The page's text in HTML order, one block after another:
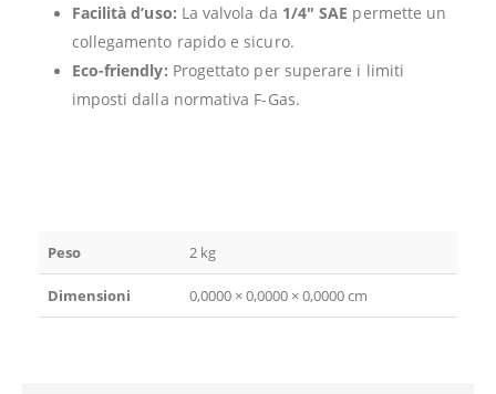
Facilità d’uso: La valvola da 1/4″ SAE permette un
collegamento rapido e sicuro.
Eco-friendly: Progettato per superare i limiti
imposti dalla normativa F-Gas.
Peso 2 kg
Dimensioni 0,0000 × 0,0000 × 0,0000 cm